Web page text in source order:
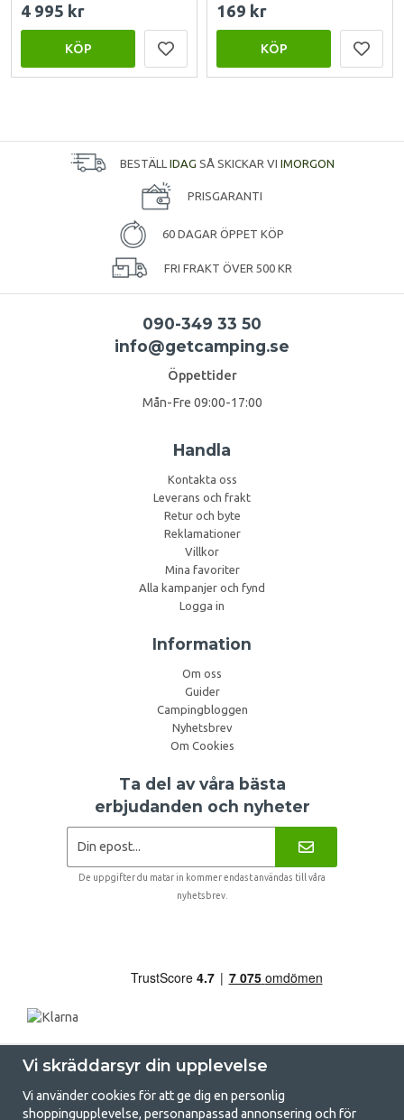
4 995 kr
KÖP
169 kr
KÖP
BESTÄLL IDAG SÅ SKICKAR VI IMORGON
PRISGARANTI
60 DAGAR ÖPPET KÖP
FRI FRAKT ÖVER 500 KR
090-349 33 50
info@getcamping.se
Öppettider
Mån-Fre 09:00-17:00
Handla
Kontakta oss
Leverans och frakt
Retur och byte
Reklamationer
Villkor
Mina favoriter
Alla kampanjer och fynd
Logga in
Information
Om oss
Guider
Campingbloggen
Nyhetsbrev
Om Cookies
Ta del av våra bästa
erbjudanden och nyheter
De uppgifter du matar in kommer endast användas till våra
nyhetsbrev.
Vi skräddarsyr din upplevelse
Vi använder cookies för att ge dig en personlig
shoppingupplevelse, personanpassad annonsering och för